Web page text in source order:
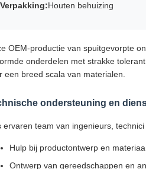
Verpakking:Houten behuizing
OEM-productie van spuitgevorpte
onderdelen met strakke
een breed scala van materialen.
ondersteuning en
ervaren team van ingenieurs,
Hulp bij productontwerp en
Ontwerp van gereedschappen en